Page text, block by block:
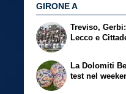
GIRONE A
Treviso,
Lecco e
La Dolomiti
test nel